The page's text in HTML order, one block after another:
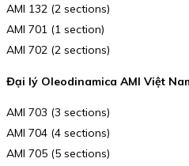
AMI 132 (2 sections)
AMI 701 (1 section)
AMI 702 (2 sections)
Đại lý Oleodinamica AMI Việt
AMI 703 (3 sections)
AMI 704 (4 sections)
AMI 705 (5 sections)